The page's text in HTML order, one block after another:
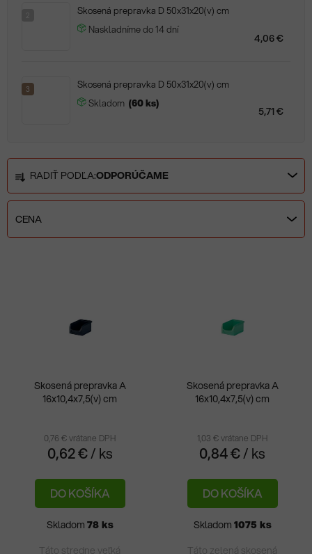
Skosená prepravka D 50x31x20(v) cm
Naskladníme do 14 dní
4,06 €
3
Skosená prepravka D 50x31x20(v) cm
Skladom (60 ks)
5,71 €
R
a
d
e
n
RADIŤ PODĽA:ODPORÚČAME
CENA
Skosená prepravka A
16x10,4x7,5(v) cm
0,76 € vrátane DPH
0,62 €/ ks
DO KOŠÍKA
Skladom 78 ks
Táto stredne veľká
Skosená prepravka A
16x10,4x7,5(v) cm
1,03 € vrátane DPH
0,84 €/ ks
DO KOŠÍKA
Skladom 1075 ks
Táto zelená skosená